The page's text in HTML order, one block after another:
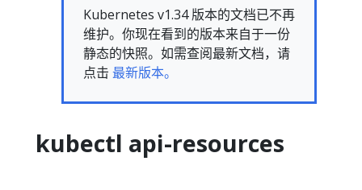
Kubernetes v1.34 版本的文档已不再
维护。你现在看到的版本来自于一份
静态的快照。如需查阅最新文档，请
点击 最新版本。
kubectl api-resources